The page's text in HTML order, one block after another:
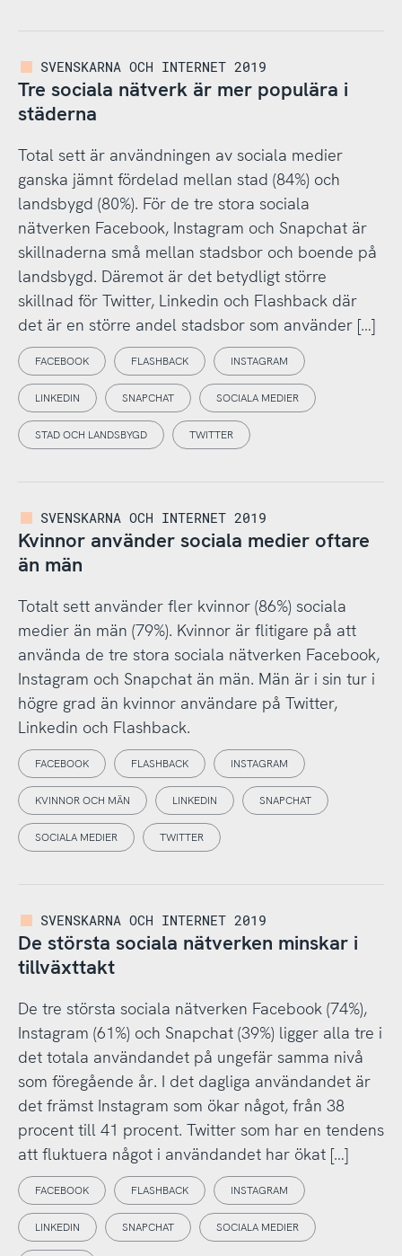
SVENSKARNA OCH INTERNET 2019
Tre sociala nätverk är mer populära i
städerna
Total sett är användningen av sociala medier
ganska jämnt fördelad mellan stad (84%) och
landsbygd (80%). För de tre stora sociala
nätverken Facebook, Instagram och Snapchat är
skillnaderna små mellan stadsbor och boende på
landsbygd. Däremot är det betydligt större
skillnad för Twitter, Linkedin och Flashback där
det är en större andel stadsbor som använder […]
FACEBOOK FLASHBACK INSTAGRAM
LINKEDIN SNAPCHAT SOCIALA MEDIER
STAD OCH LANDSBYGD TWITTER
SVENSKARNA OCH INTERNET 2019
Kvinnor använder sociala medier oftare
än män
Totalt sett använder fler kvinnor (86%) sociala
medier än män (79%). Kvinnor är flitigare på att
använda de tre stora sociala nätverken Facebook,
Instagram och Snapchat än män. Män är i sin tur i
högre grad än kvinnor användare på Twitter,
Linkedin och Flashback.
FACEBOOK FLASHBACK INSTAGRAM
KVINNOR OCH MÄN LINKEDIN SNAPCHAT
SOCIALA MEDIER TWITTER
SVENSKARNA OCH INTERNET 2019
De största sociala nätverken minskar i
tillväxttakt
De tre största sociala nätverken Facebook (74%),
Instagram (61%) och Snapchat (39%) ligger alla tre i
det totala användandet på ungefär samma nivå
som föregående år. I det dagliga användandet är
det främst Instagram som ökar något, från 38
procent till 41 procent. Twitter som har en tendens
att fluktuera något i användandet har ökat […]
FACEBOOK FLASHBACK INSTAGRAM
LINKEDIN SNAPCHAT SOCIALA MEDIER